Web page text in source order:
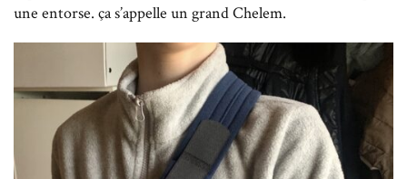
une entorse. ça s’appelle un grand Chelem.